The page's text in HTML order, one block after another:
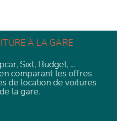
À LA GARE
Sixt, Budget, ...
comparant les offres
de location de voitures
la gare.